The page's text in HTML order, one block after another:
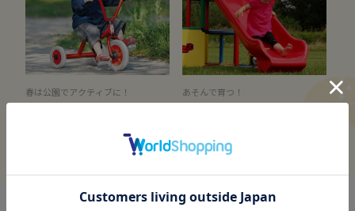
春は公園でアクティブに！ あそんで育つ！